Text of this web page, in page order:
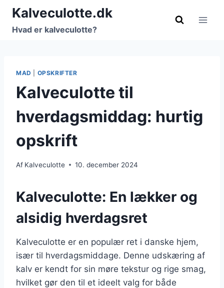
Fortsæt
indhold
Kalveculotte.dk
Hvad er kalveculotte?
MAD OPSKRIFTER
Kalveculotte til
hverdagsmiddag: hurtig
opskrift
Af Kalveculotte 10. december 2024
Kalveculotte: En lækker og
alsidig hverdagsret
Kalveculotte er en populær ret i danske hjem,
især til hverdagsmiddage. Denne udskæring af
kalv er kendt for sin møre tekstur og rige smag,
hvilket gør den til et ideelt valg for både